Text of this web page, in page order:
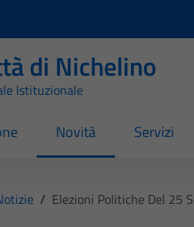
di Nichelino
Istituzionale
Novità Servizi
/ Elezioni Politiche Del 25